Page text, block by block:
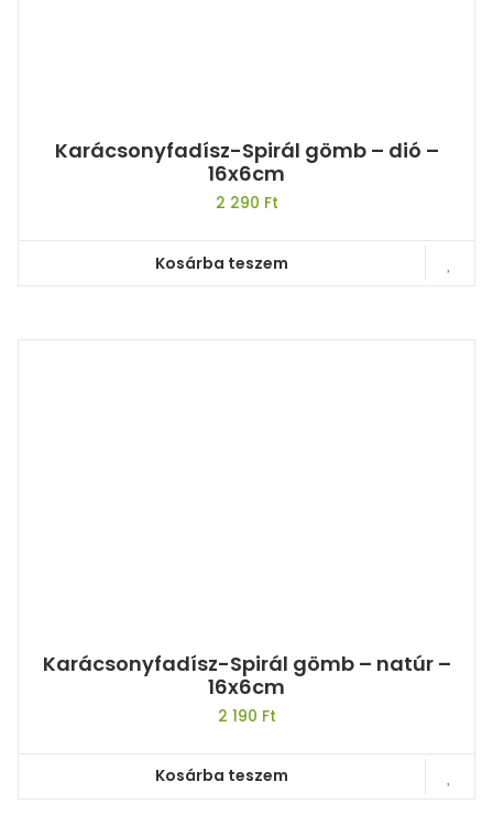
Karácsonyfadísz-Spirál gömb – dió –
16x6cm
2 290 Ft
Kosárba teszem
Karácsonyfadísz-Spirál gömb – natúr –
16x6cm
2 190 Ft
Kosárba teszem